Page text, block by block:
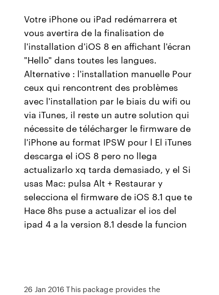
Votre iPhone ou iPad redémarrera et
vous avertira de la finalisation de
l'installation d'iOS 8 en affichant l'écran
"Hello" dans toutes les langues.
Alternative : l'installation manuelle Pour
ceux qui rencontrent des problèmes
avec l'installation par le biais du wifi ou
via iTunes, il reste un autre solution qui
nécessite de télécharger le firmware de
l'iPhone au format IPSW pour l El iTunes
descarga el iOS 8 pero no llega
actualizarlo xq tarda demasiado, y el Si
usas Mac: pulsa Alt + Restaurar y
selecciona el firmware de iOS 8.1 que te
Hace 8hs puse a actualizar el ios del
ipad 4 a la version 8.1 desde la funcion
26 Jan 2016 This package provides the